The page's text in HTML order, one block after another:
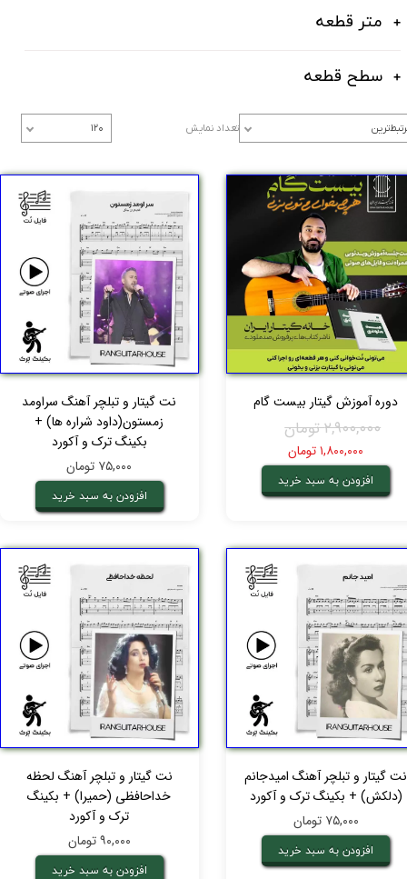
متر قطعه
سطح قطعه
تعداد نمایش ۱۲۰
دوره آموزش گیتار بیست گام
۲,۹۰۰,۰۰۰ تومان
۱,۸۰۰,۰۰۰ تومان
افزودن به سبد خرید
نت گیتار و تبلچر آهنگ سراومد
زمستون(داود شراره ها) +
بکینگ ترک و آکورد
۷۵,۰۰۰ تومان
افزودن به سبد خرید
نت گیتار و تبلچر آهنگ امیدجانم
(دلکش) + بکینگ ترک و آکورد
۷۵,۰۰۰ تومان
افزودن به سبد خرید
نت گیتار و تبلچر آهنگ لحظه
خداحافظی (حمیرا) + بکینگ
ترک و آکورد
۹۰,۰۰۰ تومان
افزودن به سبد خرید